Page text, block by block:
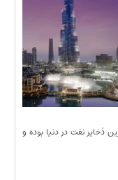
بوده و